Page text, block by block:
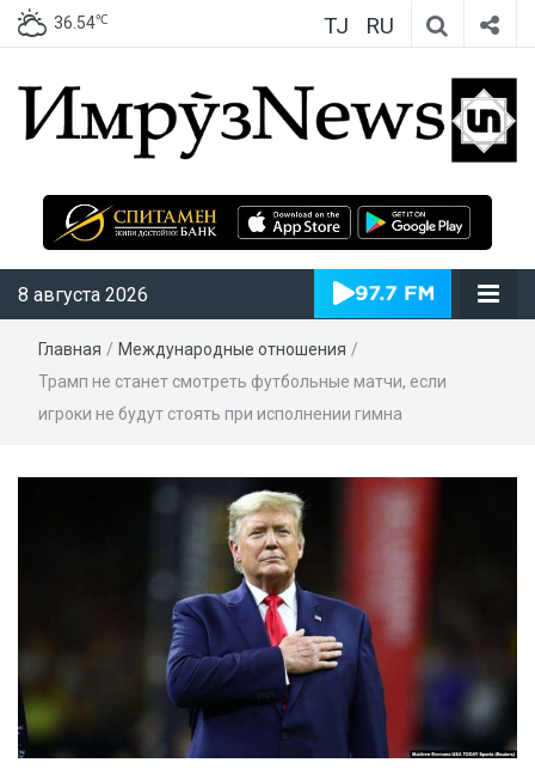
36.54℃ TJ RU
ИмрӯзNews
8 августа 2026
Главная / Международные отношения /
Трамп не станет смотреть футбольные матчи, если
игроки не будут стоять при исполнении гимна